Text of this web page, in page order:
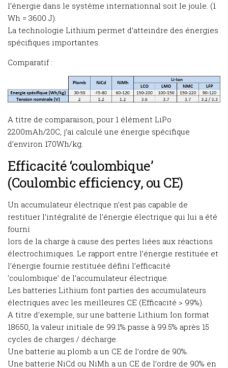
l’énergie dans le système internationnal soit le joule. (1
Wh = 3600 J).
La technologie Lithium permet d’atteindre des énergies
spécifiques importantes.
Comparatif :
A titre de comparaison, pour 1 élément LiPo
2200mAh/20C, j’ai calculé une énergie spécifique
d’environ 170Wh/kg.
Efficacité ‘coulombique’
(Coulombic efficiency, ou CE)
Un accumulateur électrique n’est pas capable de
restituer l’intégralité de l’énergie électrique qui lui a été
fourni
lors de la charge à cause des pertes liées aux réactions
électrochimiques. Le rapport entre l’énergie restituée et
l’énergie fournie restituée défini l’efficacité
‘coulombique’ de l’accumulateur électrique.
Les batteries Lithium font parties des accumulateurs
électriques avec les meilleures CE (Efficacité > 99%).
A titre d’exemple, sur une batterie Lithium Ion format
18650, la valeur initiale de 99.1% passe à 99.5% après 15
cycles de charges / décharge.
Une batterie au plomb a un CE de l’ordre de 90%.
Une batterie NiCd ou NiMh a un CE de l’ordre de 90% en